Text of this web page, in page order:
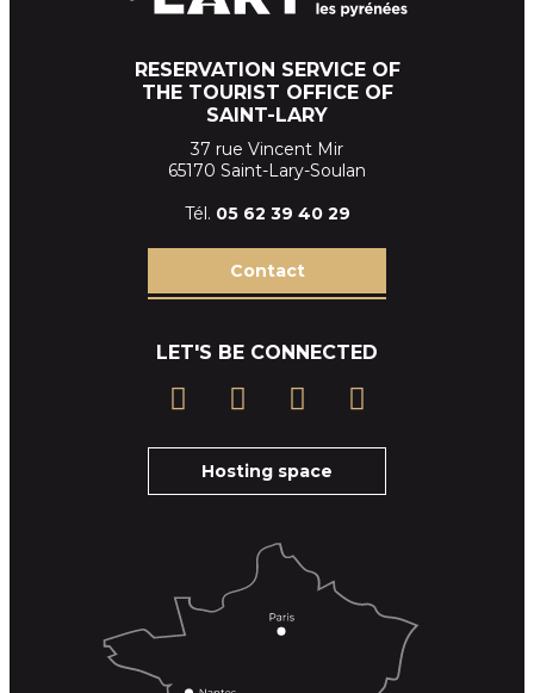
RESERVATION SERVICE OF
THE TOURIST OFFICE OF
SAINT-LARY
37 rue Vincent Mir
65170 Saint-Lary-Soulan
Tél. 05 62 39 40 29
Contact
LET'S BE CONNECTED
Hosting space